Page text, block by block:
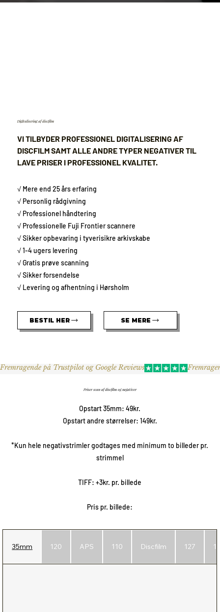
Digitalisering af discfilm
VI TILBYDER PROFESSIONEL DIGITALISERING AF
DISCFILM SAMT ALLE ANDRE TYPER NEGATIVER TIL
LAVE PRISER I PROFESSIONEL KVALITET.
√ Mere end 25 års erfaring
√ Personlig rådgivning
√ Professionel håndtering
√ Professionelle Fuji Frontier scannere
√ Sikker opbevaring i tyverisikre arkivskabe
√ 1-4 ugers levering
√ Gratis prøve scanning
√ Sikker forsendelse
√ Levering og afhentning i Hørsholm
BESTIL HER SE MERE
Fremragende på Trustpilot og Google Reviews
Priser scan af discfilm og negativer
Opstart 35mm: 49kr.
Opstart andre størrelser: 149kr.
*Kun hele negativstrimler godtages med minimum to billeder pr.
strimmel
TIFF: +3kr. pr. billede
Pris pr. billede:
35mm 120 APS 110 Discfilm 127